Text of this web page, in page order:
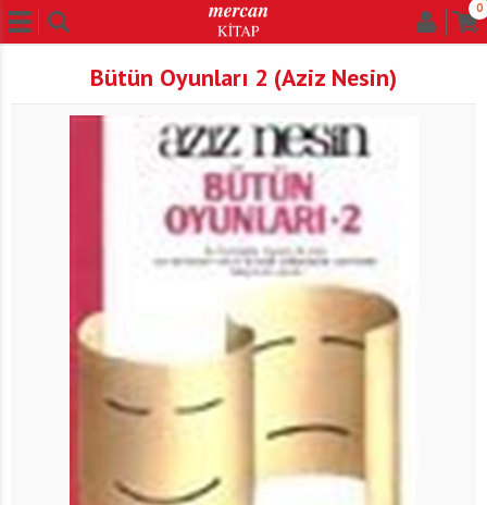
0
Bütün Oyunları 2 (Aziz Nesin)